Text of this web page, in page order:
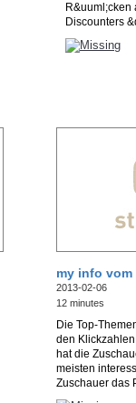
R&uuml;cken
Discounters
my info vom
2013-02-06
12 minutes
Die Top-
den
hat die
meisten
Zuschauer das